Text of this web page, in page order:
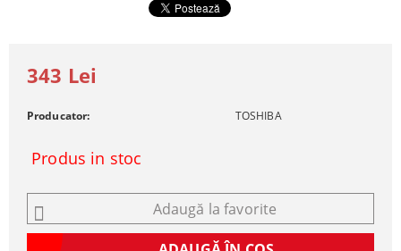
343 Lei
Producator: TOSHIBA
Produs in stoc
Adaugă la favorite